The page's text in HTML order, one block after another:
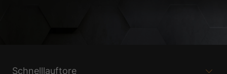
Schnelllauftore